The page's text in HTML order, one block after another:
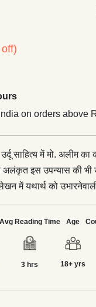
on orders above
उर्दू साहित्य में मो. अलीम
इस उपन्यास की भी
में यथार्थ को
उपन्यास में बिहार के
चित्रण है। यह
और संवेदना के साथ
उन्हीं के बीच
Avg Reading Time
3 hrs
Age
18+ yrs